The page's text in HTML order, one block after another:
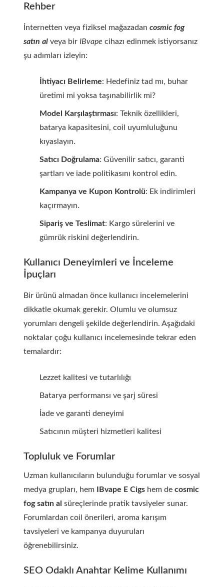
Rehber
İnternetten veya fiziksel mağazadan cosmic fog
satın al veya bir IBvape cihazı edinmek istiyorsanız
şu adımları izleyin:
İhtiyacı Belirleme: Hedefiniz tad mı, buhar
üretimi mi yoksa taşınabilirlik mi?
Model Karşılaştırması: Teknik özellikleri,
batarya kapasitesini, coil uyumluluğunu
kıyaslayın.
Satıcı Doğrulama: Güvenilir satıcı, garanti
şartları ve iade politikasını kontrol edin.
Kampanya ve Kupon Kontrolü: Ek indirimleri
kaçırmayın.
Sipariş ve Teslimat: Kargo sürelerini ve
gümrük riskini değerlendirin.
Kullanıcı Deneyimleri ve İnceleme
İpuçları
Bir ürünü almadan önce kullanıcı incelemelerini
dikkatle okumak gerekir. Olumlu ve olumsuz
yorumları dengeli şekilde değerlendirin. Aşağıdaki
noktalar çoğu kullanıcı incelemesinde tekrar eden
temalardır:
Lezzet kalitesi ve tutarlılığı
Batarya performansı ve şarj süresi
İade ve garanti deneyimi
Satıcının müşteri hizmetleri kalitesi
Topluluk ve Forumlar
Uzman kullanıcıların bulunduğu forumlar ve sosyal
medya grupları, hem
IBvape E Cigs hem de cosmic
fog satın al süreçlerinde pratik tavsiyeler sunar.
Forumlardan coil önerileri, aroma karışım
tavsiyeleri ve kampanya duyuruları
öğrenebilirsiniz.
SEO Odaklı Anahtar Kelime Kullanımı